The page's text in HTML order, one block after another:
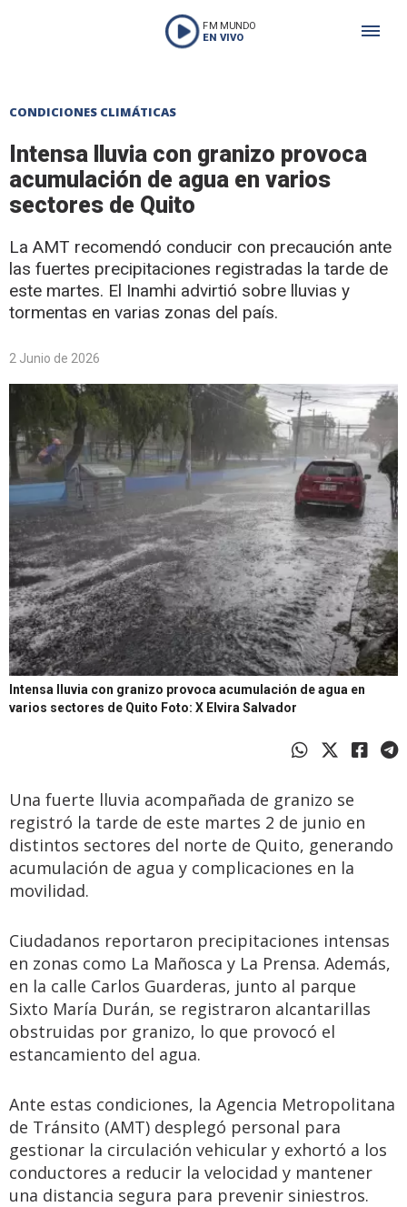
FM MUNDO
EN VIVO
CONDICIONES CLIMÁTICAS
Intensa lluvia con granizo provoca
acumulación de agua en varios
sectores de Quito
La AMT recomendó conducir con precaución ante
las fuertes precipitaciones registradas la tarde de
este martes. El Inamhi advirtió sobre lluvias y
tormentas en varias zonas del país.
2 Junio de 2026
Intensa lluvia con granizo provoca acumulación de agua en
varios sectores de Quito Foto: X Elvira Salvador
Una fuerte lluvia acompañada de granizo se
registró la tarde de este martes 2 de junio en
distintos sectores del norte de Quito, generando
acumulación de agua y complicaciones en la
movilidad.
Ciudadanos reportaron precipitaciones intensas
en zonas como La Mañosca y La Prensa. Además,
en la calle Carlos Guarderas, junto al parque
Sixto María Durán, se registraron alcantarillas
obstruidas por granizo, lo que provocó el
estancamiento del agua.
Ante estas condiciones, la Agencia Metropolitana
de Tránsito (AMT) desplegó personal para
gestionar la circulación vehicular y exhortó a los
conductores a reducir la velocidad y mantener
una distancia segura para prevenir siniestros.